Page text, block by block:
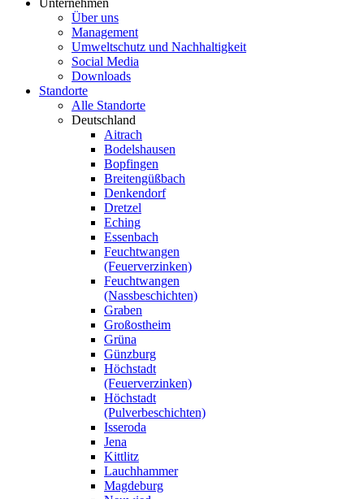
Über uns
Management
Umweltschutz und Nachhaltigkeit
Social Media
Downloads
Standorte
Alle Standorte
Deutschland
Aitrach
Bodelshausen
Bopfingen
Breitengüßbach
Denkendorf
Dretzel
Eching
Essenbach
Feuchtwangen
(Feuerverzinken)
Feuchtwangen
(Nassbeschichten)
Graben
Großostheim
Grüna
Günzburg
Höchstadt
(Feuerverzinken)
Höchstadt
(Pulverbeschichten)
Isseroda
Jena
Kittlitz
Lauchhammer
Magdeburg